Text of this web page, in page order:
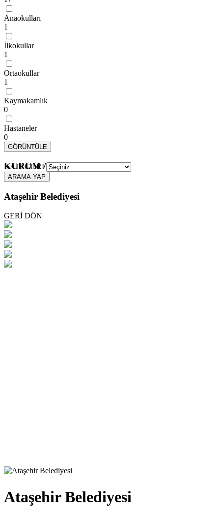
Anaokulları
1
İlkokullar
1
Ortaokullar
1
Kaymakamlık
0
Hastaneler
0
GÖRÜNTÜLE
KURUM ARAMA
KATEGORİ
ARAMA YAP
Ataşehir Belediyesi
GERİ DÖN
Ataşehir Belediyesi